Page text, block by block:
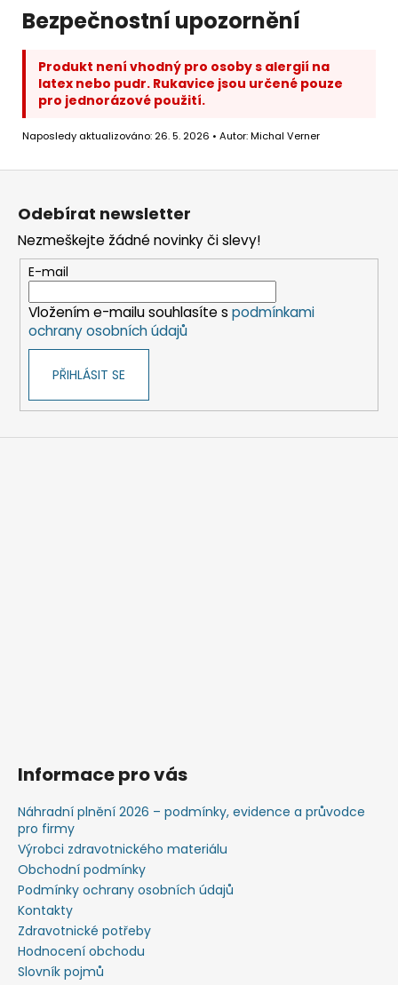
Bezpečnostní upozornění
Produkt není vhodný pro osoby s alergií na
latex nebo pudr. Rukavice jsou určené pouze
pro jednorázové použití.
Naposledy aktualizováno: 26. 5. 2026 • Autor: Michal Verner
Odebírat newsletter
Nezmeškejte žádné novinky či slevy!
E-mail
Vložením e-mailu souhlasíte s podmínkami
ochrany osobních údajů
PŘIHLÁSIT SE
Informace pro vás
Náhradní plnění 2026 – podmínky, evidence a průvodce
pro firmy
Výrobci zdravotnického materiálu
Obchodní podmínky
Podmínky ochrany osobních údajů
Kontakty
Zdravotnické potřeby
Hodnocení obchodu
Slovník pojmů